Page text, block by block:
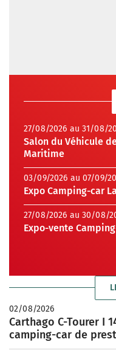
27/08/2026 au 31/08/
Salon du Véhicule
Maritime
03/09/2026 au 07/09/
Expo Camping-car
27/08/2026 au 30/08/
Expo-vente
02/08/2026
Carthago C-Tourer I
camping-car de